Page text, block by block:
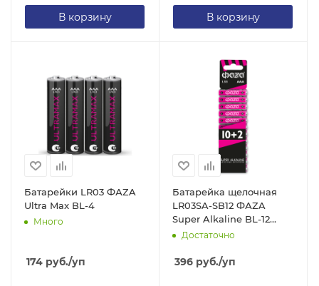
В корзину В корзину
Батарейки LR03 ФАZA
Ultra Max BL-4
Много
174 руб./уп
Батарейка щелочная
LR03SA-SB12 ФАZA
Super Alkaline BL-12
(уп.12 шт.)
Достаточно
396 руб./уп